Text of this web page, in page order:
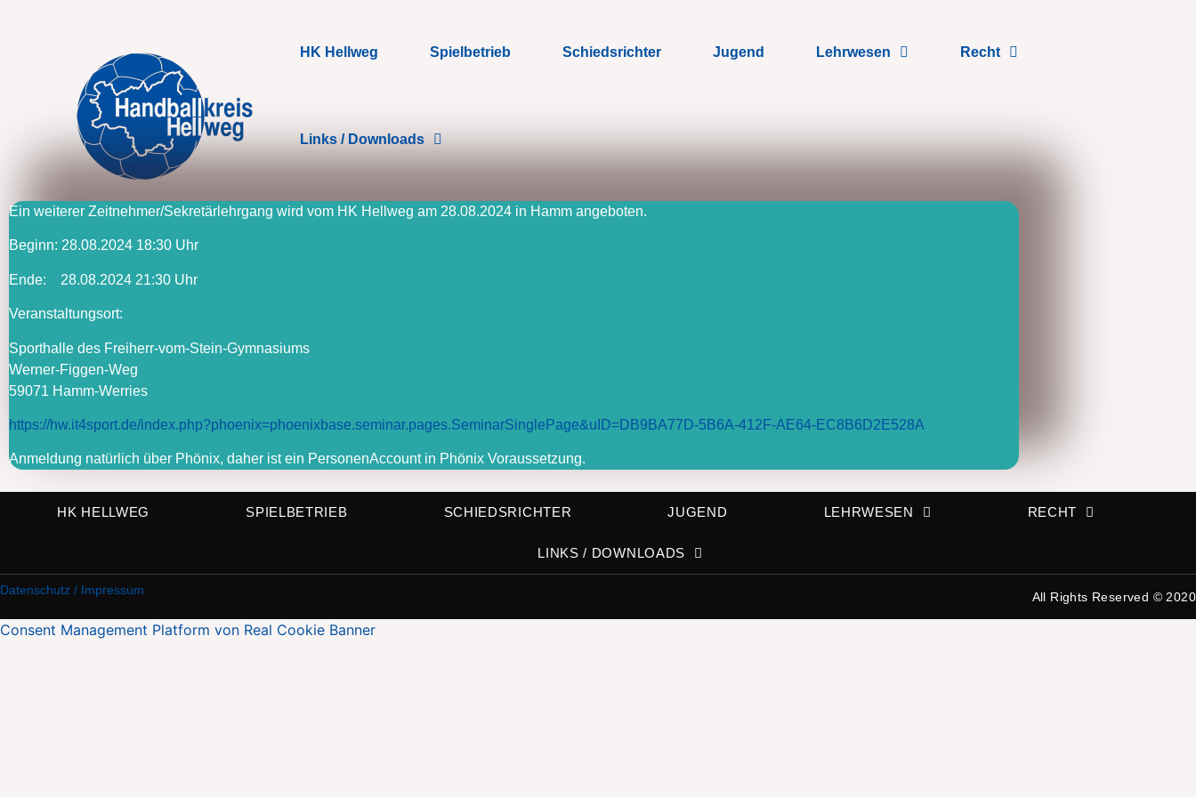
HK Hellweg Spielbetrieb Schiedsrichter Jugend Lehrwesen Recht
Links / Downloads
Ein weiterer Zeitnehmer/Sekretärlehrgang wird vom HK Hellweg am 28.08.2024 in Hamm angeboten.
Beginn: 28.08.2024 18:30 Uhr
Ende: 28.08.2024 21:30 Uhr
Veranstaltungsort:
Sporthalle des Freiherr-vom-Stein-Gymnasiums
Werner-Figgen-Weg
59071 Hamm-Werries
https://hw.it4sport.de/index.php?phoenix=phoenixbase.seminar.pages.SeminarSinglePage&uID=DB9BA77D-5B6A-412F-AE64-EC8B6D2E528A
Anmeldung natürlich über Phönix, daher ist ein PersonenAccount in Phönix Voraussetzung.
HK HELLWEG SPIELBETRIEB SCHIEDSRICHTER JUGEND LEHRWESEN RECHT
LINKS / DOWNLOADS
Datenschutz / Impressum All Rights Reserved © 2020
Consent Management Platform von Real Cookie Banner